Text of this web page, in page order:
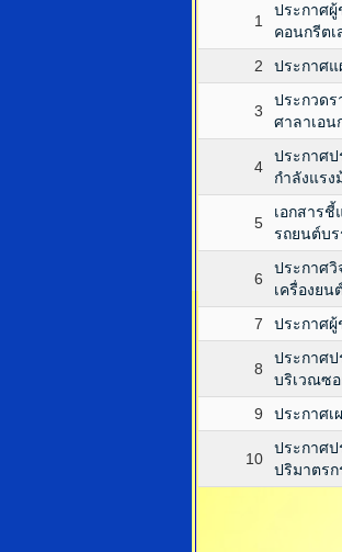
1
ประกาศผู้
คอนกรีต
2 ประกาศ
3
ประกวด
ศาลาเอน
4
ประกาศ
กำลังแรง
5
เอกสาร
รถยนต์บ
6
ประกาศ
เครื่องยน
7 ประกาศ
8
ประกาศป
บริเวณซ
9 ประกาศ
10
ประกาศ
ปริมาตร